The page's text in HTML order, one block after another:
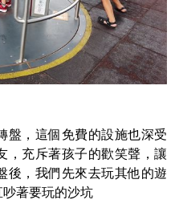
盤，這個免費的設施也深受
，充斥著孩子的歡笑聲，讓
後，我們先來去玩其他的遊
著要玩的沙坑